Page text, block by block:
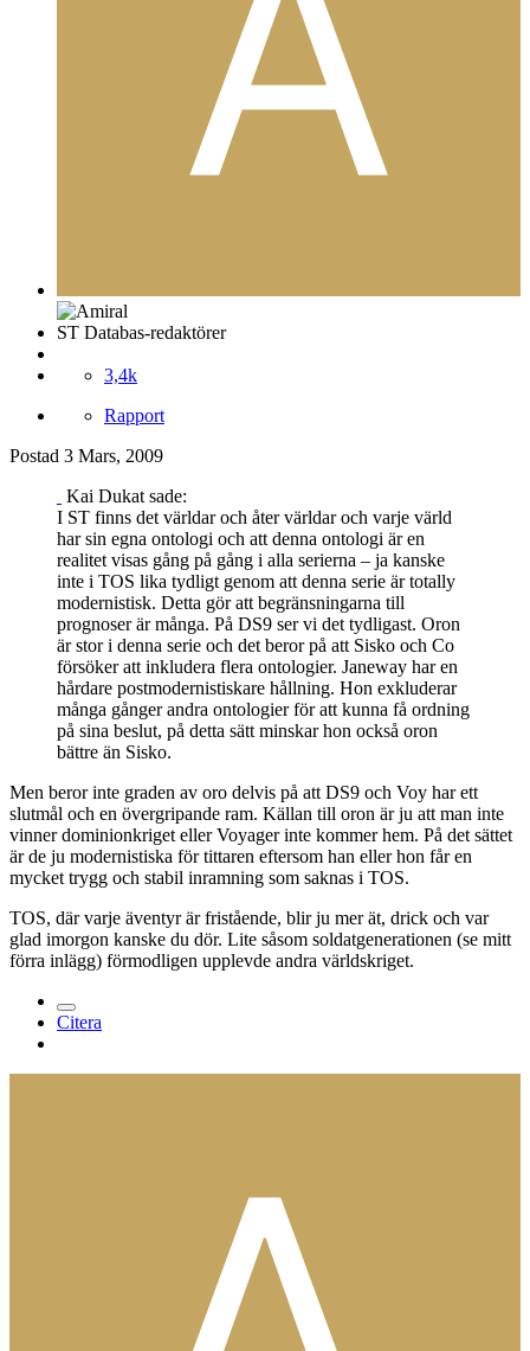
ST Databas-redaktörer
3,4k
Rapport
Postad 3 Mars, 2009
Kai Dukat sade:
I ST finns det världar och åter världar och varje värld
har sin egna ontologi och att denna ontologi är en
realitet visas gång på gång i alla serierna – ja kanske
inte i TOS lika tydligt genom att denna serie är totally
modernistisk. Detta gör att begränsningarna till
prognoser är många. På DS9 ser vi det tydligast. Oron
är stor i denna serie och det beror på att Sisko och Co
försöker att inkludera flera ontologier. Janeway har en
hårdare postmodernistiskare hållning. Hon exkluderar
många gånger andra ontologier för att kunna få ordning
på sina beslut, på detta sätt minskar hon också oron
bättre än Sisko.
Men beror inte graden av oro delvis på att DS9 och Voy har ett
slutmål och en övergripande ram. Källan till oron är ju att man inte
vinner dominionkriget eller Voyager inte kommer hem. På det sättet
är de ju modernistiska för tittaren eftersom han eller hon får en
mycket trygg och stabil inramning som saknas i TOS.
TOS, där varje äventyr är fristående, blir ju mer ät, drick och var
glad imorgon kanske du dör. Lite såsom soldatgenerationen (se mitt
förra inlägg) förmodligen upplevde andra världskriget.
Citera